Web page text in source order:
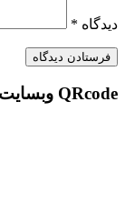
دیدگاه *
QRcode وبسایت نتلایت